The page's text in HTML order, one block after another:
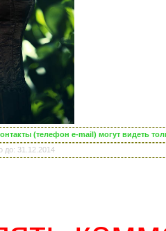
(телефон e-mail) могут видеть
до: 31.12.2014